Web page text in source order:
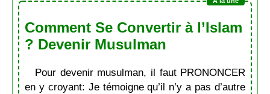
Comment Se Convertir à l’Islam
? Devenir Musulman
Pour devenir musulman, il faut PRONONCER
en y croyant: Je témoigne qu’il n’y a pas d’autre